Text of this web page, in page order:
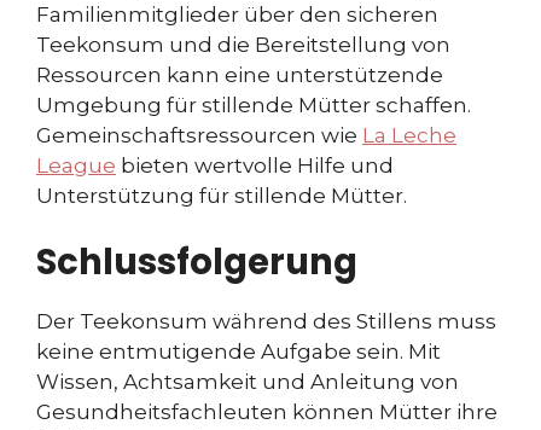
Familienmitglieder über den sicheren
Teekonsum und die Bereitstellung von
Ressourcen kann eine unterstützende
Umgebung für stillende Mütter schaffen.
Gemeinschaftsressourcen wie La Leche
League bieten wertvolle Hilfe und
Unterstützung für stillende Mütter.
Schlussfolgerung
Der Teekonsum während des Stillens muss
keine entmutigende Aufgabe sein. Mit
Wissen, Achtsamkeit und Anleitung von
Gesundheitsfachleuten können Mütter ihre